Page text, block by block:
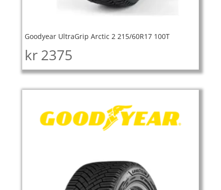
Goodyear UltraGrip Arctic 2 215/60R17 100T
kr 2375